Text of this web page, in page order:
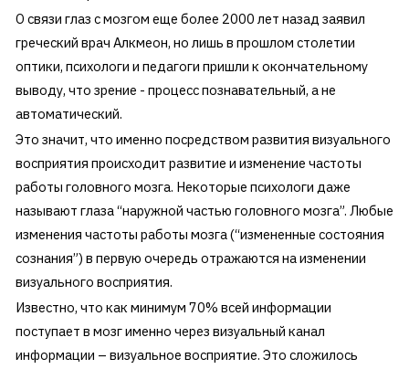
О связи глаз с мозгом еще более 2000 лет назад заявил
греческий врач Алкмеон, но лишь в прошлом столетии
оптики, психологи и педагоги пришли к окончательному
выводу, что зрение - процесс познавательный, а не
автоматический.
Это значит, что именно посредством развития визуального
восприятия происходит развитие и изменение частоты
работы головного мозга. Некоторые психологи даже
называют глаза “наружной частью головного мозга”. Любые
изменения частоты работы мозга (“измененные состояния
сознания”) в первую очередь отражаются на изменении
визуального восприятия.
Известно, что как минимум 70% всей информации
поступает в мозг именно через визуальный канал
информации – визуальное восприятие. Это сложилось